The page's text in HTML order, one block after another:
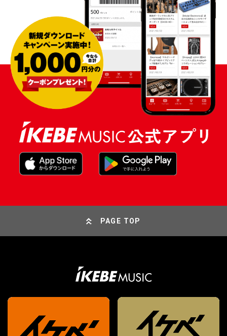
PAGE TOP